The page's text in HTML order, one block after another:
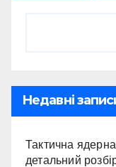
Недавні
Тактична
детальний